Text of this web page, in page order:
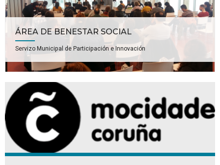
ÁREA DE BENESTAR SOCIAL
Servizo Municipal de Participación e Innovación